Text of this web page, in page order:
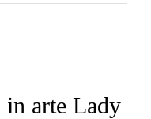
arte Lady